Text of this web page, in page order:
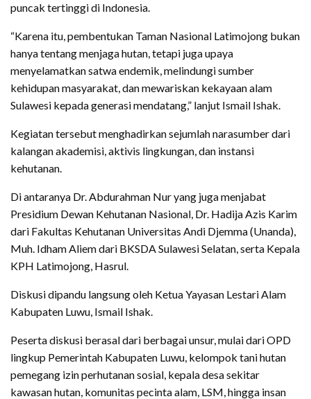
puncak tertinggi di Indonesia.
“Karena itu, pembentukan Taman Nasional Latimojong bukan
hanya tentang menjaga hutan, tetapi juga upaya
menyelamatkan satwa endemik, melindungi sumber
kehidupan masyarakat, dan mewariskan kekayaan alam
Sulawesi kepada generasi mendatang,” lanjut Ismail Ishak.
Kegiatan tersebut menghadirkan sejumlah narasumber dari
kalangan akademisi, aktivis lingkungan, dan instansi
kehutanan.
Di antaranya Dr. Abdurahman Nur yang juga menjabat
Presidium Dewan Kehutanan Nasional, Dr. Hadija Azis Karim
dari Fakultas Kehutanan Universitas Andi Djemma (Unanda),
Muh. Idham Aliem dari BKSDA Sulawesi Selatan, serta Kepala
KPH Latimojong, Hasrul.
Diskusi dipandu langsung oleh Ketua Yayasan Lestari Alam
Kabupaten Luwu, Ismail Ishak.
Peserta diskusi berasal dari berbagai unsur, mulai dari OPD
lingkup Pemerintah Kabupaten Luwu, kelompok tani hutan
pemegang izin perhutanan sosial, kepala desa sekitar
kawasan hutan, komunitas pecinta alam, LSM, hingga insan